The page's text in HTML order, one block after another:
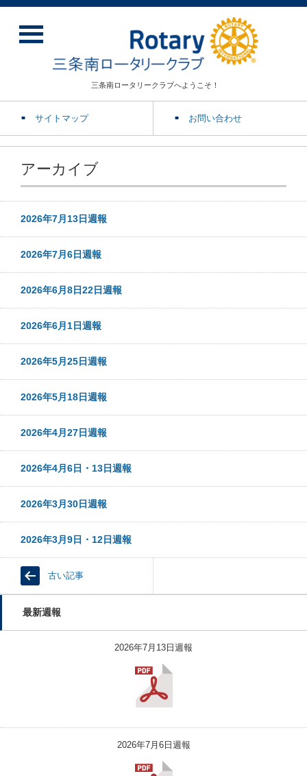
三条南ロータリークラブへようこそ！
サイトマップ お問い合わせ
アーカイブ
2026年7月13日週報
2026年7月6日週報
2026年6月8日22日週報
2026年6月1日週報
2026年5月25日週報
2026年5月18日週報
2026年4月27日週報
2026年4月6日・13日週報
2026年3月30日週報
2026年3月9日・12日週報
古い記事
最新週報
2026年7月13日週報
2026年7月6日週報